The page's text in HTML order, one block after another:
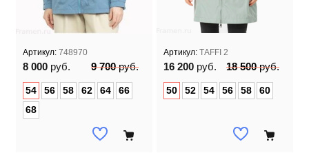
Артикул: 748970
8 000 руб. 9 700руб.
54 56 58 62 64
66
68
Артикул: TAFFI 2
16 200 руб. 18 500руб.
50 52 54 56 58 60